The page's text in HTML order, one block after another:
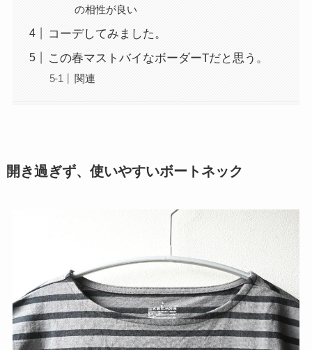
の相性が良い
コーデしてみました。
この春マストバイなボーダーTだと思う。
関連
開き過ぎず、使いやすいボートネック